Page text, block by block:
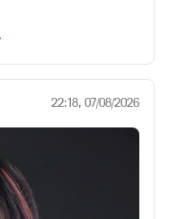
22:18, 07/08/2026